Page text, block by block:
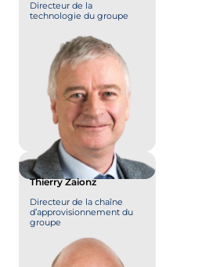
Directeur de la
technologie du groupe
Thierry Zaionz
Directeur de la chaîne
d’approvisionnement du
groupe